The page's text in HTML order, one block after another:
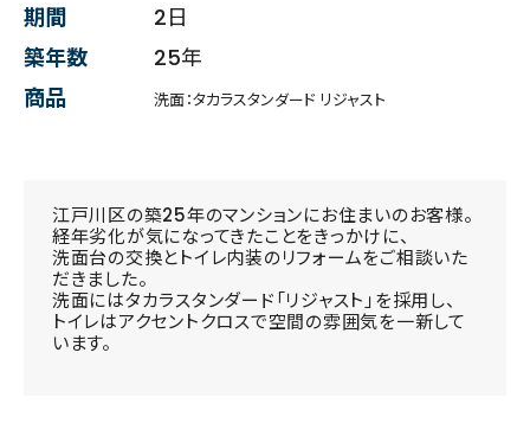
期間
2日
築年数
25年
商品
洗面：タカラスタンダード リジャスト
江戸川区の築25年のマンションにお住まいのお客様。
経年劣化が気になってきたことをきっかけに、
洗面台の交換とトイレ内装のリフォームをご相談いた
だきました。
洗面にはタカラスタンダード「リジャスト」を採用し、
トイレはアクセントクロスで空間の雰囲気を一新して
います。